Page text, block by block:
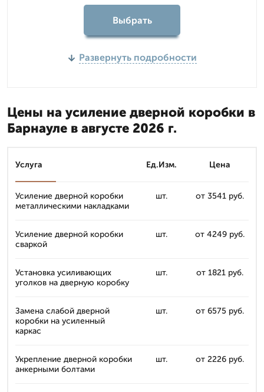
Выбрать
Развернуть подробности
Цены на усиление дверной коробки в
Барнауле в августе 2026 г.
Услуга Ед.Изм. Цена
Усиление дверной коробки
металлическими накладками
шт. от 3541 руб.
Усиление дверной коробки
сваркой
шт. от 4249 руб.
Установка усиливающих
уголков на дверную коробку
шт. от 1821 руб.
Замена слабой дверной
коробки на усиленный
каркас
шт. от 6575 руб.
Укрепление дверной коробки
анкерными болтами
шт. от 2226 руб.